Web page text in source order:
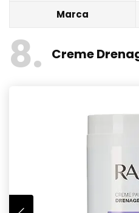
Marca
8 Creme